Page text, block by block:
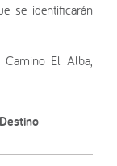
se identificarán
El Alba,
Destino